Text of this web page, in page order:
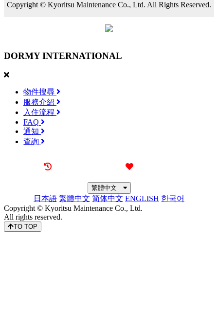
Copyright © Kyoritsu Maintenance Co., Ltd. All Rights Reserved.
DORMY INTERNATIONAL
物件搜尋
服務介紹
入住流程
FAQ
通知
查詢
繁體中文
日本語 繁體中文 简体中文 ENGLISH 한국어
Copyright © Kyoritsu Maintenance Co., Ltd.
All rights reserved.
TO TOP